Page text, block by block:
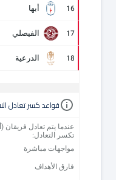
16 أبها
17 الفيصلي
18 الدرعية
قواعد كسر تعادل
عندما يتم تعادل فريقان
تكسر التعادل:
مواجهات مباشرة
فارق الأهداف